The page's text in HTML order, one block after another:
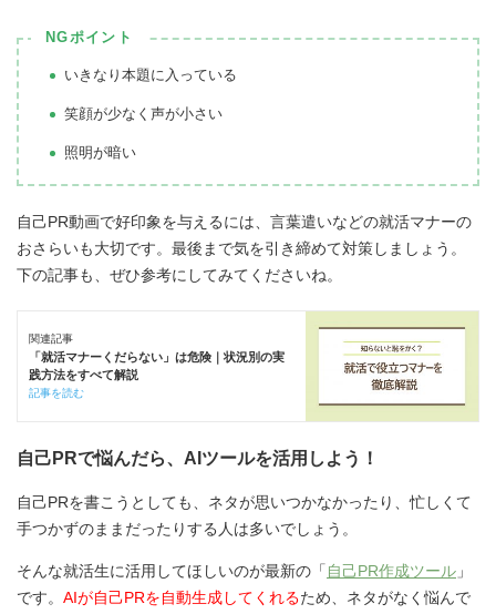
NGポイント
いきなり本題に入っている
笑顔が少なく声が小さい
照明が暗い
自己PR動画で好印象を与えるには、言葉遣いなどの就活マナーの
おさらいも大切です。最後まで気を引き締めて対策しましょう。
下の記事も、ぜひ参考にしてみてくださいね。
関連記事
「就活マナーくだらない」は危険｜状況別の実
践方法をすべて解説
記事を読む
自己PRで悩んだら、AIツールを活用しよう！
自己PRを書こうとしても、ネタが思いつかなかったり、忙しくて
手つかずのままだったりする人は多いでしょう。
そんな就活生に活用してほしいのが最新の「 自己PR作成ツール 」
です。 AIが自己PRを自動生成してくれるため、ネタがなく悩んで